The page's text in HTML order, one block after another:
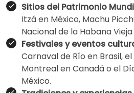
Sitios del Patrimonio
Itzá en México, Machu
Nacional de la Habana
Festivales y eventos
Carnaval de Río en Brasil,
Montreal en Canadá o el
México.